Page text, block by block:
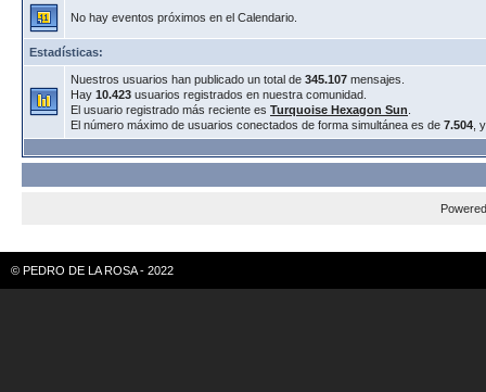
No hay eventos próximos en el Calendario.
Estadísticas:
Nuestros usuarios han publicado un total de 345.107 mensajes.
Hay 10.423 usuarios registrados en nuestra comunidad.
El usuario registrado más reciente es Turquoise Hexagon Sun
El número máximo de usuarios conectados de forma simultánea es de 7.504 ,
© PEDRO DE LA ROSA - 2022